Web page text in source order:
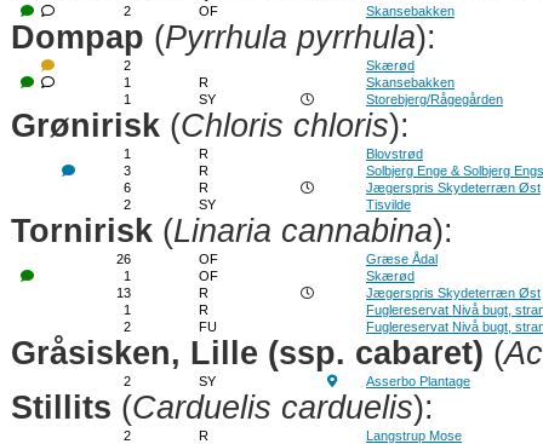
2 OF Skansebakken
Dompap (Pyrrhula pyrrhula):
2
Skærød
1
R
Skansebakken
1
SY Storebjerg/Rågegården
Grønirisk (Chloris chloris):
1 R
Blovstrød
3
R
Solbjerg Enge & Solbjerg
6
R
Jægerspris Skydeterræn Øst
2
SY Tisvilde
Tornirisk (Linaria cannabina):
26 OF
Græse Ådal
1
OF
Skærød
13
R
Jægerspris Skydeterræn Øst
1
R
Fuglereservat Nivå bugt,
2
FU Fuglereservat Nivå bugt,
Gråsisken, Lille (ssp. cabaret) (
2 SY Asserbo Plantage
Stillits (Carduelis carduelis):
2 R
Langstrup Mose